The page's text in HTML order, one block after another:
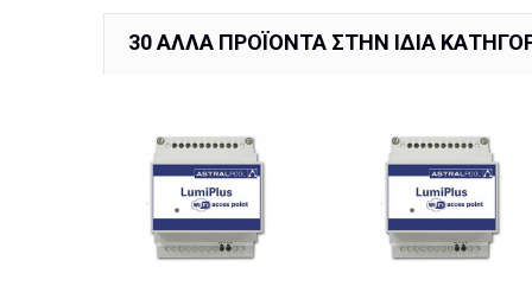
30 ΆΛΛΑ ΠΡΟΪΌΝΤΑ ΣΤΗΝ ΊΔΙΑ